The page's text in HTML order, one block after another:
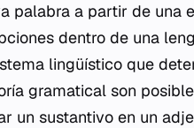
palabra a partir de una
dentro de una
lingüístico que
gramatical son
un sustantivo en un